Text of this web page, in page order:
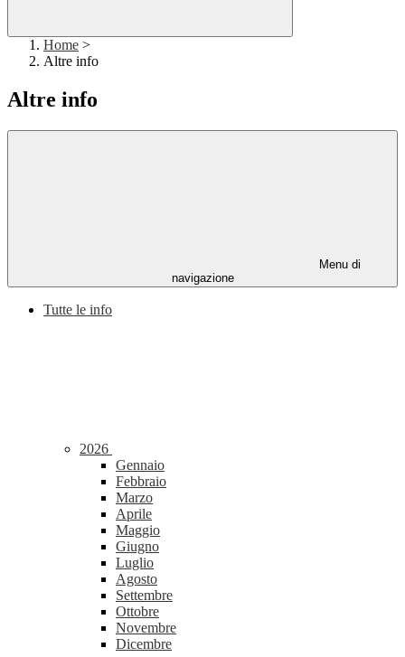
Home >
Altre info
Altre info
Menu di
navigazione
Tutte le info
2026
Gennaio
Febbraio
Marzo
Aprile
Maggio
Giugno
Luglio
Agosto
Settembre
Ottobre
Novembre
Dicembre